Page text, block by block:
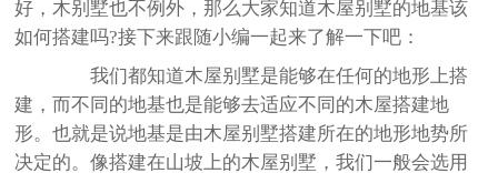
好，木别墅也不例外，那么大家知道木屋别墅的地基该
如何搭建吗?接下来跟随小编一起来了解一下吧：
我们都知道木屋别墅是能够在任何的地形上搭
建，而不同的地基也是能够去适应不同的木屋搭建地
形。也就是说地基是由木屋别墅搭建所在的地形地势所
决定的。像搭建在山坡上的木屋别墅，我们一般会选用